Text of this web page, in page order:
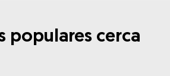
populares cerca